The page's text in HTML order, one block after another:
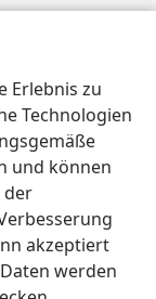
Erlebnis zu
Technologien
und können
der
akzeptiert
werden